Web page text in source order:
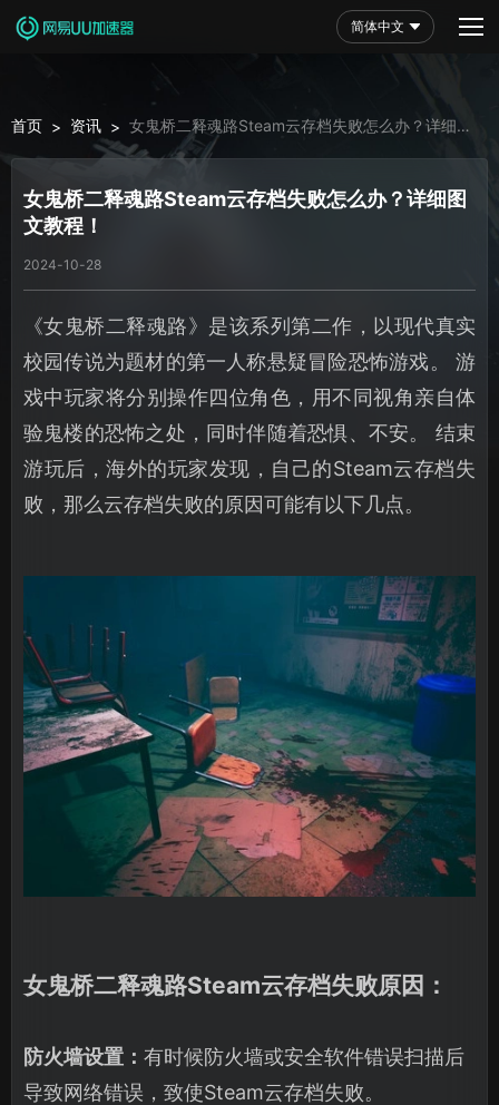
简体中文
首页 > 资讯 > 女鬼桥二释魂路Steam云存档失败怎么办？详细图
文教程！
女鬼桥二释魂路Steam云存档失败怎么办？详细图
文教程！
2024-10-28
《女鬼桥二释魂路》是该系列第二作，以现代真实
校园传说为题材的第一人称悬疑冒险恐怖游戏。 游
戏中玩家将分别操作四位角色，用不同视角亲自体
验鬼楼的恐怖之处，同时伴随着恐惧、不安。 结束
游玩后，海外的玩家发现，自己的Steam云存档失
败，那么云存档失败的原因可能有以下几点。
女鬼桥二释魂路Steam云存档失败原因：
防火墙设置： 有时候防火墙或安全软件错误扫描后
导致网络错误，致使Steam云存档失败。